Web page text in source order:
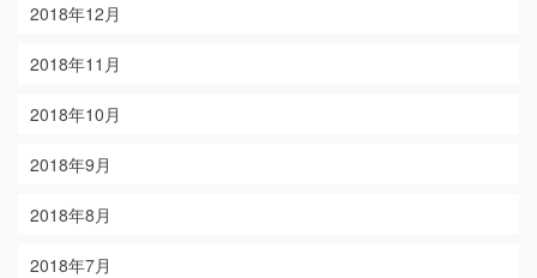
2018年12月
2018年11月
2018年10月
2018年9月
2018年8月
2018年7月